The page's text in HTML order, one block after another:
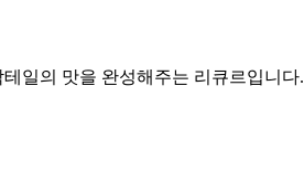
일의 맛을 완성해주는 리큐르입니다.